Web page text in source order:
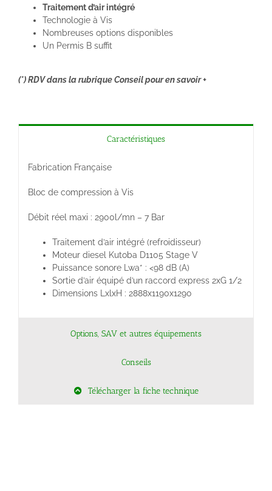
Traitement d’air intégré
Technologie à Vis
Nombreuses options disponibles
Un Permis B suffit
(*) RDV dans la rubrique Conseil pour en savoir +
Caractéristiques
Fabrication Française
Bloc de compression à Vis
Débit réel maxi : 2900l/mn – 7 Bar
Traitement d’air intégré (refroidisseur)
Moteur diesel Kutoba D1105 Stage V
Puissance sonore Lwa* : <98 dB (A)
Sortie d’air équipé d’un raccord express 2xG 1/2
Dimensions LxlxH : 2888x1190x1290
Options, SAV et autres équipements
Conseils
Télécharger la fiche technique